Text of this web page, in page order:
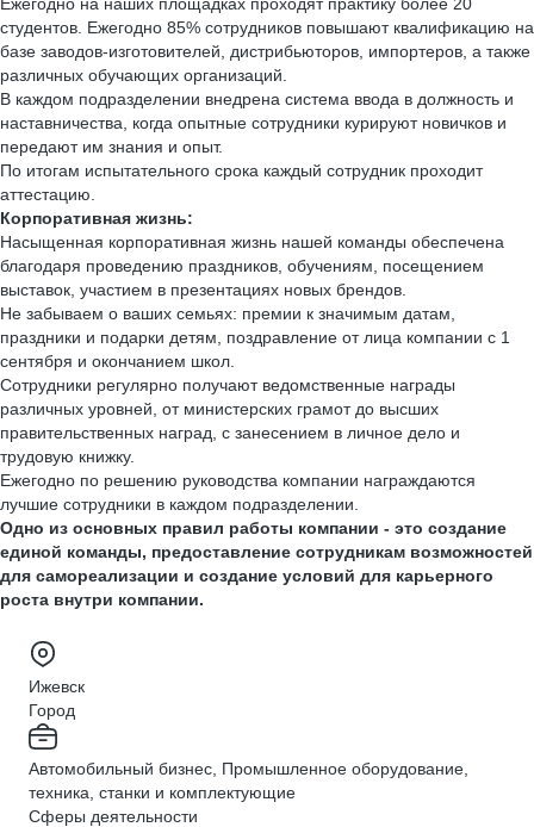
студентов. Ежегодно 85% сотрудников повышают квалификацию на
базе заводов-изготовителей, дистрибьюторов, импортеров, а также
различных обучающих организаций.
В каждом подразделении внедрена система ввода в должность и
наставничества, когда опытные сотрудники курируют новичков и
передают им знания и опыт.
По итогам испытательного срока каждый сотрудник проходит
аттестацию.
Корпоративная жизнь:
Насыщенная корпоративная жизнь нашей команды обеспечена
благодаря проведению праздников, обучениям, посещением
выставок, участием в презентациях новых брендов.
Не забываем о ваших семьях: премии к значимым датам,
праздники и подарки детям, поздравление от лица компании с 1
сентября и окончанием школ.
Сотрудники регулярно получают ведомственные награды
различных уровней, от министерских грамот до высших
правительственных наград, с занесением в личное дело и
трудовую книжку.
Ежегодно по решению руководства компании награждаются
лучшие сотрудники в каждом подразделении.
Одно из основных правил работы компании - это создание
единой команды, предоставление сотрудникам возможностей
для самореализации и создание условий для карьерного
роста внутри компании.
Ижевск
Город
Автомобильный бизнес, Промышленное оборудование,
техника, станки и комплектующие
Сферы деятельности